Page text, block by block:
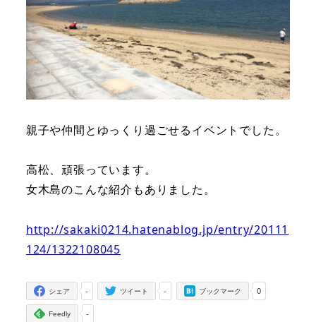
親子や仲間とゆっくり過ごせるイベントでした。
高松、頑張っています。
女木島のこんな紹介もありました。
http://sakaki0214.hatenablog.jp/entry/20111
124/1322108045
-
シェア -
ツイート 0
ブックマーク
-
Feedly